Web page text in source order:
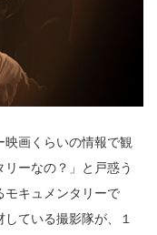
画くらいの情報で観
ーなの？」と戸惑う
モキュメンタリーで
ている撮影隊が、１